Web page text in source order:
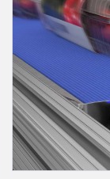
雷达传感器
超声波传感器
光纤放大器
光纤
槽形和标签传感
色标、颜色和荧
状况监测：预测
设备综合效率
远程监控
预测性维护与状
预测性维护与状